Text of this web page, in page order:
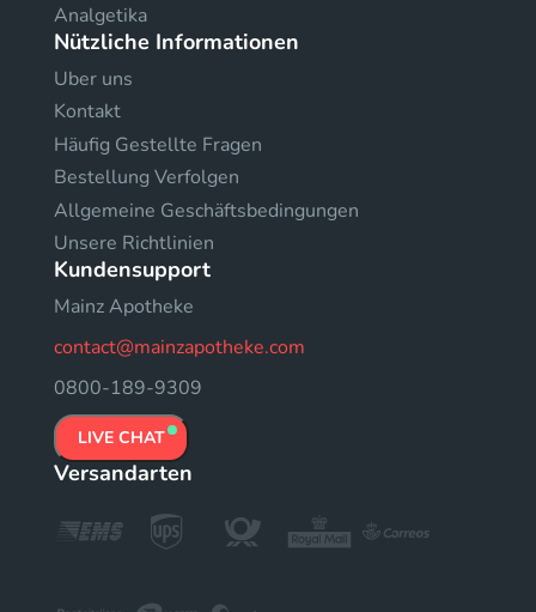
Analgetika
Nützliche Informationen
Uber uns
Kontakt
Häufig Gestellte Fragen
Bestellung Verfolgen
Allgemeine Geschäftsbedingungen
Unsere Richtlinien
Kundensupport
Mainz Apotheke
contact@mainzapotheke.com
0800-189-9309
LIVE CHAT
Versandarten